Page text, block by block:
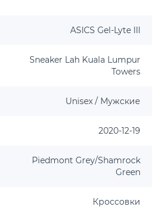
ASICS Gel-Lyte III
Sneaker Lah Kuala Lumpur
Towers
Unisex / Мужские
2020-12-19
Piedmont Grey/Shamrock
Green
Кроссовки